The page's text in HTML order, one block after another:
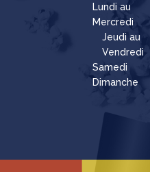
Lundi au
Mercredi
Jeudi au
Vendredi
Samedi
Dimanche